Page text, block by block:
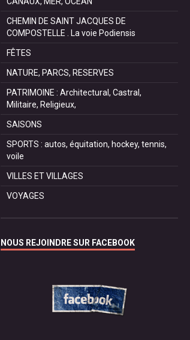
CHEMIN DE SAINT JACQUES DE
COMPOSTELLE . La voie Podiensis
FÊTES
NATURE, PARCS, RESERVES
PATRIMOINE : Architectural, Castral,
Militaire, Religieux,
SAISONS
SPORTS : autos, équitation, hockey, tennis,
voile
VILLES ET VILLAGES
VOYAGES
NOUS REJOINDRE SUR FACEBOOK